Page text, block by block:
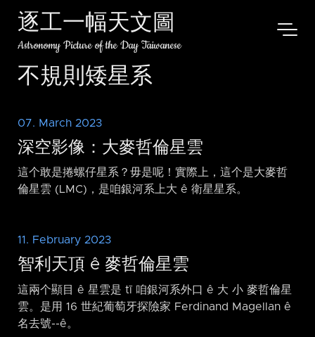
逐工一幅天文圖
Astronomy Picture of the Day Taiwanese
不規則矮星系
07. March 2023
深空影像：大麥哲倫星雲
這个敢是捲螺仔星系？毋是呢！實際上，這个是大麥哲
倫星雲 (LMC)，是咱銀河系上大 ê 衛星星系。
11. February 2023
智利天頂 ê 麥哲倫星雲
這兩个顯目 ê 星雲是 tī 咱銀河系外口 ê 大 小 麥哲倫星
雲。是用 16 世紀葡萄牙探險家 Ferdinand Magellan ê
名去號-⁠-ê。